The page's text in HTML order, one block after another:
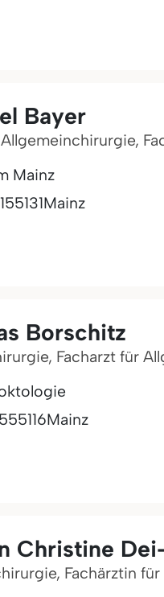
Bayer
Mainz
55131Mainz
Borschitz
Facharzt für
55116Mainz
Christine
Fachärztin